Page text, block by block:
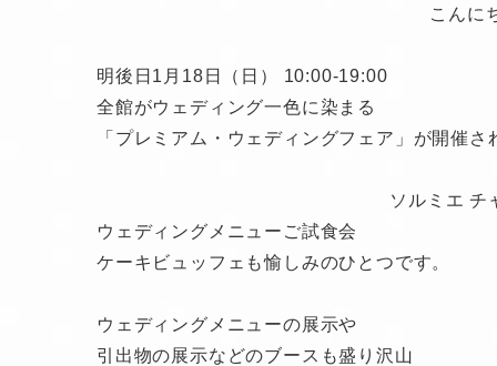
こんに
明後日1月18日（日） 10:00-19:00
全館がウェディング一色に染まる
「プレミアム・ウェディングフェア」が開催さ
ソルミエ チ
ウェディングメニューご試食会
ケーキビュッフェも愉しみのひとつです。
ウェディングメニューの展示や
引出物の展示などのブースも盛り沢山